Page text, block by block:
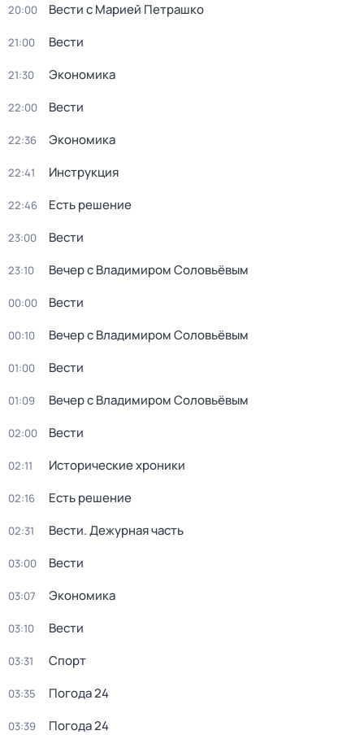
20:00 Вести с Марией Петрашко
21:00 Вести
21:30 Экономика
22:00 Вести
22:36 Экономика
22:41 Инструкция
22:46 Есть решение
23:00 Вести
23:10 Вечер с Владимиром Соловьёвым
00:00 Вести
00:10 Вечер с Владимиром Соловьёвым
01:00 Вести
01:09 Вечер с Владимиром Соловьёвым
02:00 Вести
02:11 Исторические хроники
02:16 Есть решение
02:31 Вести. Дежурная часть
03:00 Вести
03:07 Экономика
03:10 Вести
03:31 Спорт
03:35 Погода 24
03:39 Погода 24